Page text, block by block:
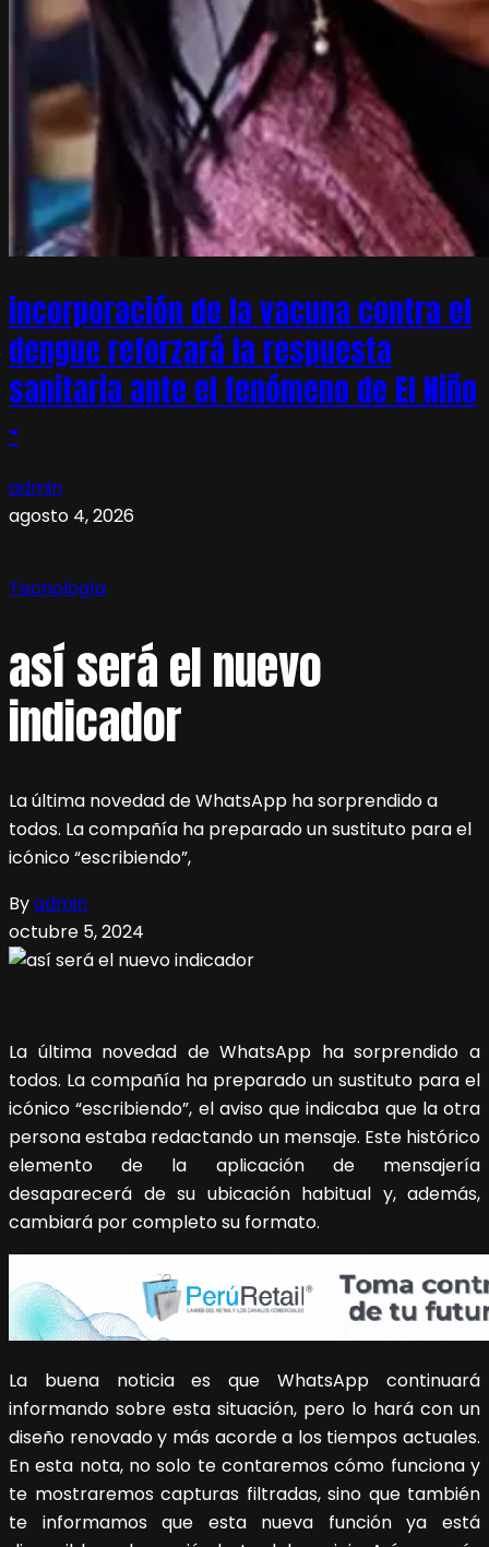
incorporación de la vacuna contra el
dengue reforzará la respuesta
sanitaria ante el fenómeno de El Niño
–
admin
agosto 4, 2026
Tecnología
así será el nuevo
indicador
La última novedad de WhatsApp ha sorprendido a
todos. La compañía ha preparado un sustituto para el
icónico “escribiendo”,
Byadmin
octubre 5, 2024
La última novedad de WhatsApp ha sorprendido a
todos. La compañía ha preparado un sustituto para el
icónico “escribiendo”, el aviso que indicaba que la otra
persona estaba redactando un mensaje. Este histórico
elemento de la aplicación de mensajería
desaparecerá de su ubicación habitual y, además,
cambiará por completo su formato.
La buena noticia es que WhatsApp continuará
informando sobre esta situación, pero lo hará con un
diseño renovado y más acorde a los tiempos actuales.
En esta nota, no solo te contaremos cómo funciona y
te mostraremos capturas filtradas, sino que también
te informamos que esta nueva función ya está